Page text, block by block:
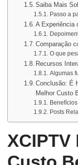
Saiba Mais
Passo a
A Experiência
Comparação
O que
Recursos
Algumas
Conclusão: É
Melhor Custo
Posts
XCIPTV